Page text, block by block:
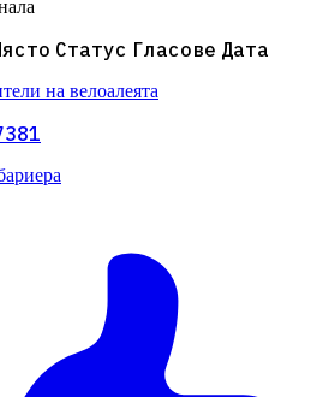
Статус Гласове Дата
на велоалеята